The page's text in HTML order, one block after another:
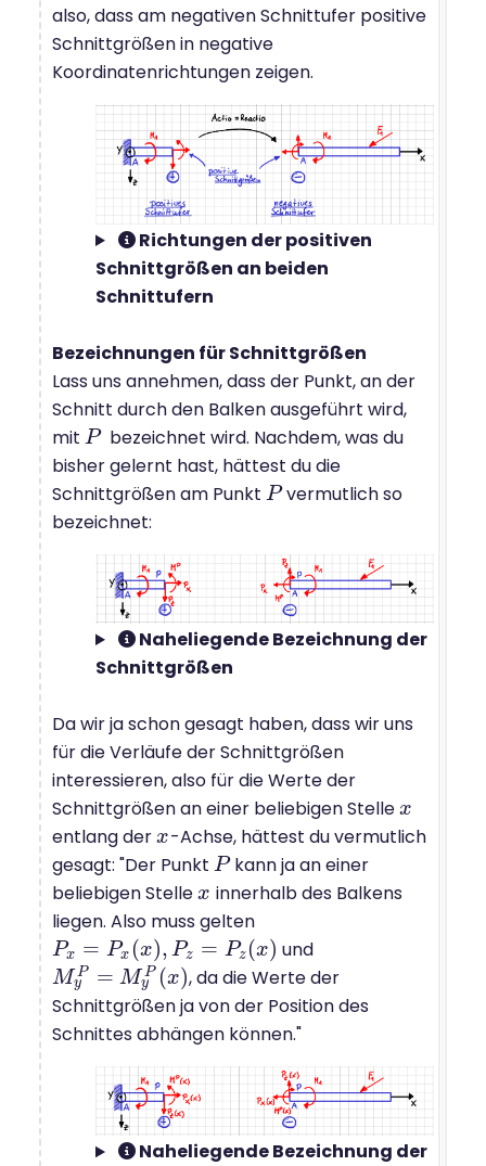
also, dass am negativen Schnittufer positive
Schnittgrößen in negative
Koordinatenrichtungen zeigen.
Richtungen der positiven
Schnittgrößen an beiden
Schnittufern
Bezeichnungen für Schnittgrößen
Lass uns annehmen, dass der Punkt, an der
Schnitt durch den Balken ausgeführt wird,
mit P
P bezeichnet wird. Nachdem, was du
bisher gelernt hast, hättest du die
Schnittgrößen am Punkt P
P vermutlich so
bezeichnet:
Naheliegende Bezeichnung der
Schnittgrößen
Da wir ja schon gesagt haben, dass wir uns
für die Verläufe der Schnittgrößen
interessieren, also für die Werte der
Schnittgrößen an einer beliebigen Stelle x
x
entlang der x
x -Achse, hättest du vermutlich
gesagt: "Der Punkt P
P kann ja an einer
beliebigen Stelle x
x innerhalb des Balkens
liegen. Also muss gelten
Px = Px (x), Pz = Pz (x)
Px=Px (x)Pz=Pz(x ) und
M P
y = M P
y (x)
MyP =M yP(x)
, da die Werte der
Schnittgrößen ja von der Position des
Schnittes abhängen können."
Naheliegende Bezeichnung der